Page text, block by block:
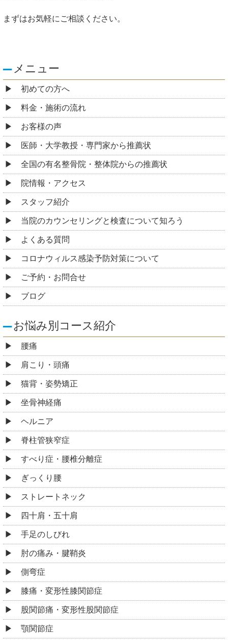
まずはお気軽にご相談ください。
メニュー
初めての方へ
料金・施術の流れ
お客様の声
医師・大学教授・専門家から推薦状
全国の有名整骨院・整体院からの推薦状
院情報・アクセス
スタッフ紹介
当院のカウンセリングと検査について知ろう
よくある質問
コロナウィルス感染予防対策について
ご予約・お問合せ
ブログ
お悩み別コース紹介
腰痛
肩こり・頭痛
猫背・姿勢矯正
坐骨神経痛
ヘルニア
脊柱管狭窄症
すべり症・腰椎分離症
ぎっくり腰
ストレートネック
四十肩・五十肩
手足のしびれ
肘の痛み・腱鞘炎
側弯症
膝痛・変形性膝関節症
股関節痛・変形性股関節症
顎関節症